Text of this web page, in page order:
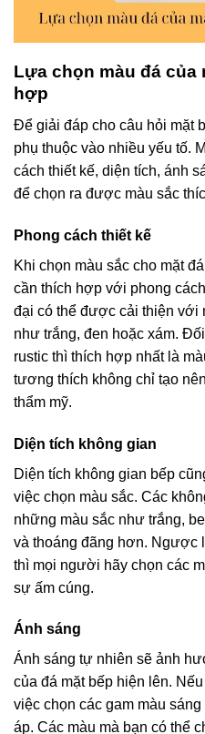
Lựa chọn màu đá của
hợp
Để giải đáp cho câu hỏi mặt
phụ thuộc vào nhiều yếu tố.
cách thiết kế, diện tích, ánh
để chọn ra được màu sắc
Phong cách thiết kế
Khi chọn màu sắc cho mặt
cần thích hợp với phong
đại có thể được cải thiện với
như trắng, đen hoặc xám.
rustic thì thích hợp nhất là
tương thích không chỉ tạo
thẩm mỹ.
Diện tích không gian
Diện tích không gian bếp
việc chọn màu sắc. Các
những màu sắc như trắng,
và thoáng đãng hơn. Ngược
thì mọi người hãy chọn các
sự ấm cúng.
Ánh sáng
Ánh sáng tự nhiên sẽ ảnh
của đá mặt bếp hiện lên.
việc chọn các gam màu
áp. Các màu mà bạn có thể